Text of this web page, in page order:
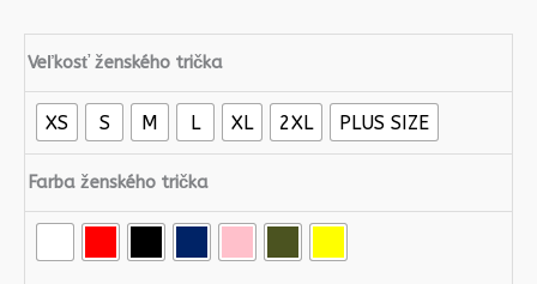
Veľkosť ženského trička
XS S M L XL 2XL PLUS SIZE
Farba ženského trička